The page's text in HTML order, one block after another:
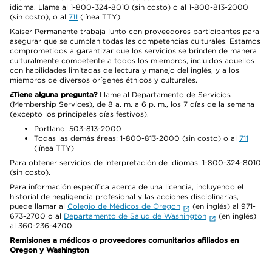
idioma. Llame al 1-800-324-8010 (sin costo) o al 1-800-813-2000
(sin costo), o al 711 (línea TTY).
Kaiser Permanente trabaja junto con proveedores participantes para
asegurar que se cumplan todas las competencias culturales. Estamos
comprometidos a garantizar que los servicios se brinden de manera
culturalmente competente a todos los miembros, incluidos aquellos
con habilidades limitadas de lectura y manejo del inglés, y a los
miembros de diversos orígenes étnicos y culturales.
¿Tiene alguna pregunta?Llame al Departamento de Servicios
(Membership Services), de 8 a. m. a 6 p. m., los 7 días de la semana
(excepto los principales días festivos).
Portland: 503-813-2000
Todas las demás áreas: 1-800-813-2000 (sin costo) o al 711
(línea TTY)
Para obtener servicios de interpretación de idiomas: 1-800-324-8010
(sin costo).
Para información específica acerca de una licencia, incluyendo el
historial de negligencia profesional y las acciones disciplinarias,
puede llamar al Colegio de Médicos de Oregon
(en inglés) al 971-
673-2700 o al Departamento de Salud de Washington
(en inglés)
al 360-236-4700.
Remisiones a médicos o proveedores comunitarios afiliados en
Oregon y Washington